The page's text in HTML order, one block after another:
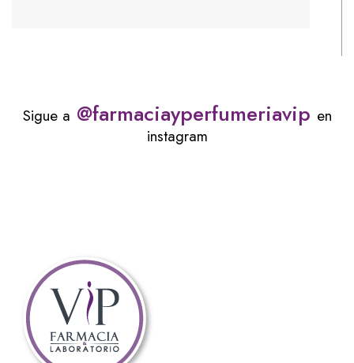
Sigue a @farmaciayperfumeriavip en
instagram